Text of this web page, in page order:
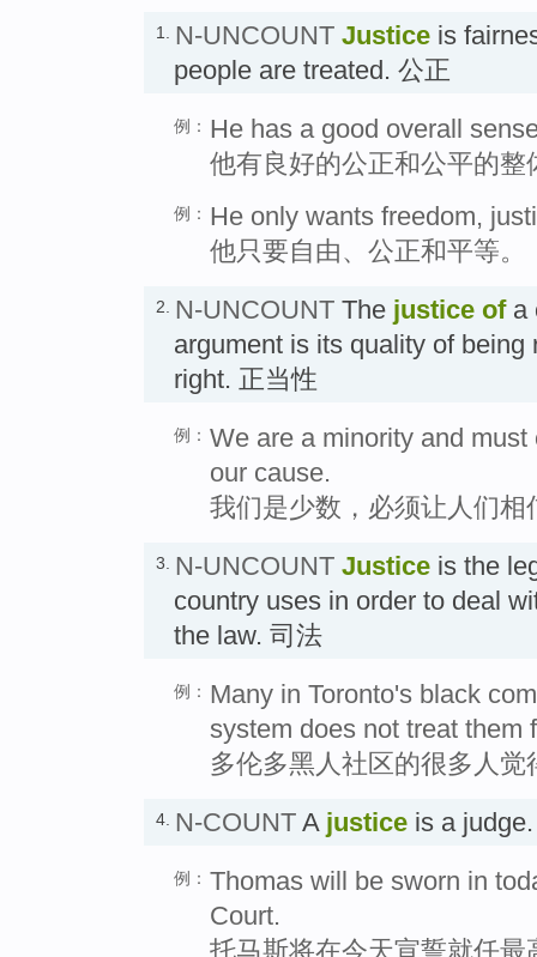
1. N-UNCOUNT Justice is
people are treated. 公正
例： He has a good overall
他有良好的公正和公平的整
例： He only wants freedom,
他只要自由、公正和平等。
2. N-UNCOUNT The justice ofa
argument is its quality of being
right. 正当性
例： We are a minority and
our cause.
我们是少数，必须让人们
3. N-UNCOUNT Justice is the
country uses in order to deal
the law. 司法
例： Many in Toronto's black
system does not treat them
多伦多黑人社区的很多人
4. N-COUNT A justice is a
例： Thomas will be sworn in
Court.
托马斯将在今天宣誓就任最